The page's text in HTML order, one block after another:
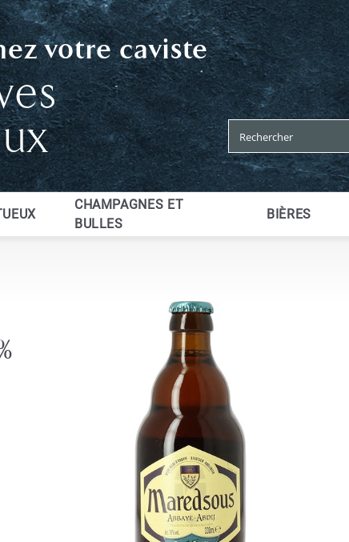
votre caviste
CHAMPAGNES ET
BULLES
BIÈRES